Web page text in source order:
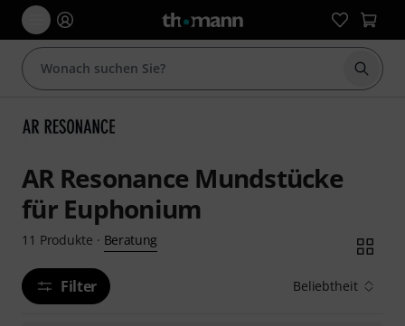
Suche
AR Resonance Mundstücke
für Euphonium
11 Produkte · Beratung
Filter Beliebtheit